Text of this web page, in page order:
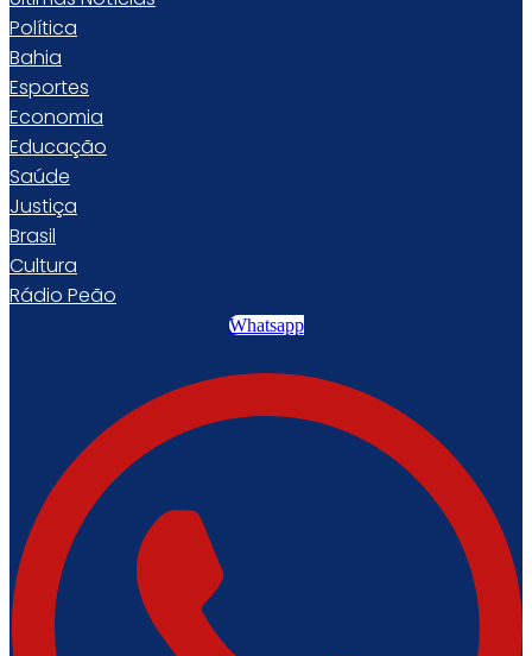
Política
Bahia
Esportes
Economia
Educação
Saúde
Justiça
Brasil
Cultura
Rádio Peão
Whatsapp